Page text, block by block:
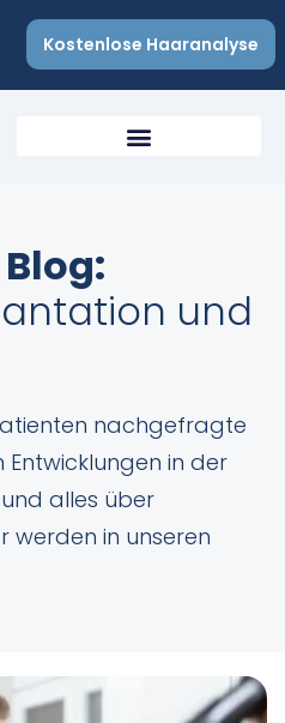
Kostenlose Haaranalyse
und
nachgefragte
Entwicklungen in der
alles über
werden in unseren